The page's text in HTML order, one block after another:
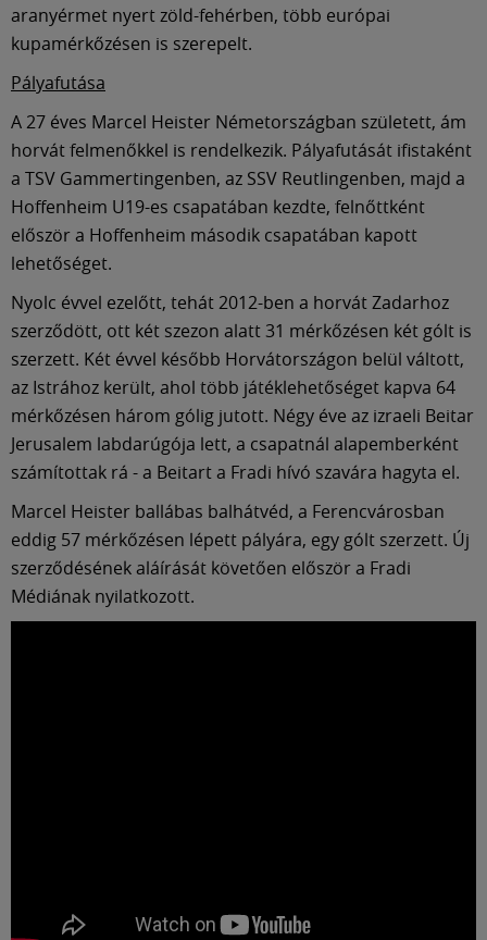
aranyérmet nyert zöld-fehérben, több európai
kupamérkőzésen is szerepelt.
Pályafutása
A 27 éves Marcel Heister Németországban született, ám
horvát felmenőkkel is rendelkezik. Pályafutását ifistaként
a TSV Gammertingenben, az SSV Reutlingenben, majd a
Hoffenheim U19-es csapatában kezdte, felnőttként
először a Hoffenheim második csapatában kapott
lehetőséget.
Nyolc évvel ezelőtt, tehát 2012-ben a horvát Zadarhoz
szerződött, ott két szezon alatt 31 mérkőzésen két gólt is
szerzett. Két évvel később Horvátországon belül váltott,
az Istrához került, ahol több játéklehetőséget kapva 64
mérkőzésen három gólig jutott. Négy éve az izraeli Beitar
Jerusalem labdarúgója lett, a csapatnál alapemberként
számítottak rá - a Beitart a Fradi hívó szavára hagyta el.
Marcel Heister ballábas balhátvéd, a Ferencvárosban
eddig 57 mérkőzésen lépett pályára, egy gólt szerzett. Új
szerződésének aláírását követően először a Fradi
Médiának nyilatkozott.